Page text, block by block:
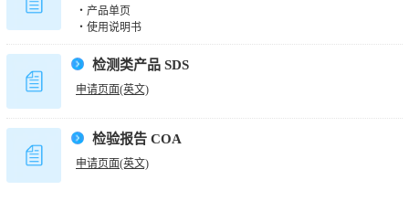
・产品单页
・使用说明书
检测类产品 SDS
申请页面(英文)
检验报告 COA
申请页面(英文)